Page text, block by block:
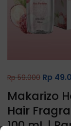
Makarizo
Hair
100 mL |
Rp59.000 Rp